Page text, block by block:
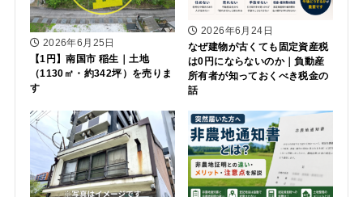
2026年6月25日
【1円】南国市 稲生｜土地
（1130㎡・約342坪）を売りま
す
2026年6月24日
なぜ建物が古くても固定資産税
は0円にならないのか｜負動産
所有者が知っておくべき税金の
話